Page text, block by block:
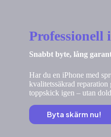
Professionell
Snabbt byte, lång
Har du en iPhone med
kvalitetssäkrad
toppskick igen – utan
Byta skärm nu!